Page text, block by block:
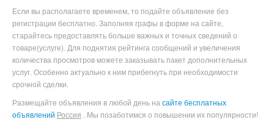
Если вы располагаете временем, то подайте объявление без
регистрации бесплатно. Заполняя графы в форме на сайте,
старайтесь предоставлять больше важных и точных сведений о
товаре(услуге). Для поднятия рейтинга сообщений и увеличения
количества просмотров можете заказывать пакет дополнительных
услуг. Особенно актуально к ним прибегнуть при необходимости
срочной сделки.
Размещайте объявления в любой день на сайте бесплатных
объявлений Россия . Мы позаботимся о повышении их популярности!